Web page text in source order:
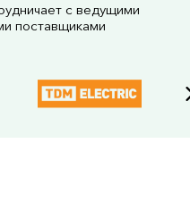
с ведущими
поставщиками